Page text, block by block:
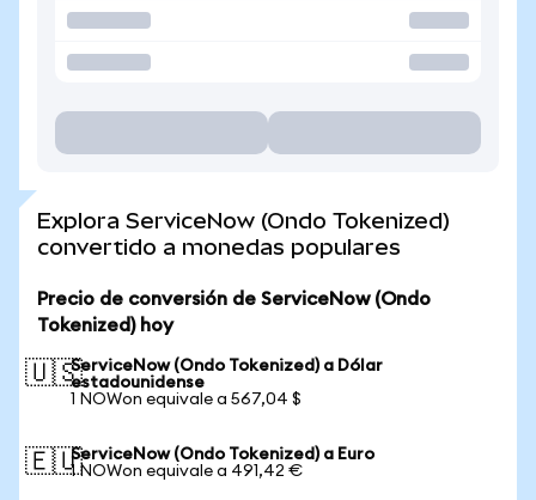
Explora ServiceNow (Ondo Tokenized)
convertido a monedas populares
Precio de conversión de ServiceNow (Ondo
Tokenized) hoy
🇺🇸ServiceNow (Ondo Tokenized) a Dólar
estadounidense
1 NOWon equivale a 567,04 $
🇪🇺ServiceNow (Ondo Tokenized) a Euro
1 NOWon equivale a 491,42 €